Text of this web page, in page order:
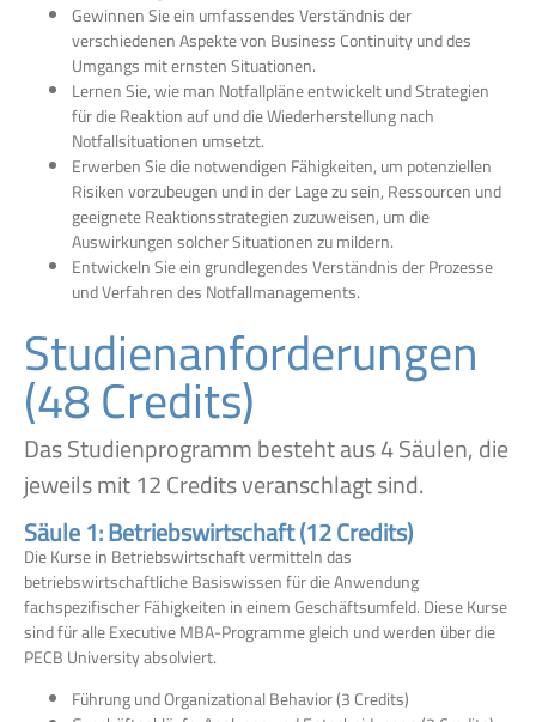
Gewinnen Sie ein umfassendes Verständnis der
verschiedenen Aspekte von Business Continuity und des
Umgangs mit ernsten Situationen.
Lernen Sie, wie man Notfallpläne entwickelt und Strategien
für die Reaktion auf und die Wiederherstellung nach
Notfallsituationen umsetzt.
Erwerben Sie die notwendigen Fähigkeiten, um potenziellen
Risiken vorzubeugen und in der Lage zu sein, Ressourcen und
geeignete Reaktionsstrategien zuzuweisen, um die
Auswirkungen solcher Situationen zu mildern.
Entwickeln Sie ein grundlegendes Verständnis der Prozesse
und Verfahren des Notfallmanagements.
Studienanforderungen
(48 Credits)
Das Studienprogramm besteht aus 4 Säulen, die
jeweils mit 12 Credits veranschlagt sind.
Säule 1: Betriebswirtschaft (12 Credits)
Die Kurse in Betriebswirtschaft vermitteln das
betriebswirtschaftliche Basiswissen für die Anwendung
fachspezifischer Fähigkeiten in einem Geschäftsumfeld. Diese Kurse
sind für alle Executive MBA-Programme gleich und werden über die
PECB University absolviert.
Führung und Organizational Behavior (3 Credits)